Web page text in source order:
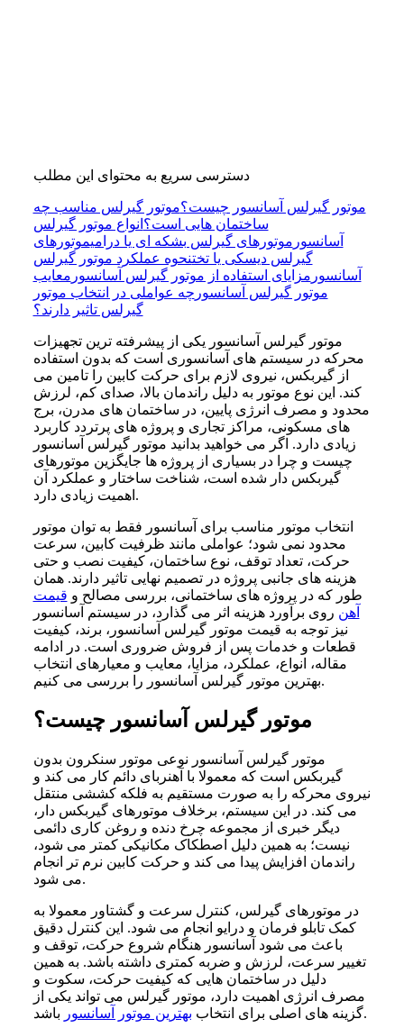
دسترسی سریع به محتوای این مطلب
موتور گیرلس آسانسور چیست؟موتور گیرلس مناسب چه
ساختمان هایی است؟ انواع موتور گیرلس
آسانسور موتورهای گیرلس بشکه ای یا درامیموتورهای
گیرلس دیسکی یا تختنحوه عملکرد موتور گیرلس
آسانسور مزایای استفاده از موتور گیرلس آسانسور معایب
موتور گیرلس آسانسور چه عواملی در انتخاب موتور
گیرلس تاثیر دارند؟
موتور گیرلس آسانسور یکی از پیشرفته ترین تجهیزات
محرکه در سیستم های آسانسوری است که بدون استفاده
از گیربکس، نیروی لازم برای حرکت کابین را تامین می
کند. این نوع موتور به دلیل راندمان بالا، صدای کم، لرزش
محدود و مصرف انرژی پایین، در ساختمان های مدرن، برج
های مسکونی، مراکز تجاری و پروژه های پرتردد کاربرد
زیادی دارد. اگر می خواهید بدانید موتور گیرلس آسانسور
چیست و چرا در بسیاری از پروژه ها جایگزین موتورهای
گیربکس دار شده است، شناخت ساختار و عملکرد آن
اهمیت زیادی دارد.
انتخاب موتور مناسب برای آسانسور فقط به توان موتور
محدود نمی شود؛ عواملی مانند ظرفیت کابین، سرعت
حرکت، تعداد توقف، نوع ساختمان، کیفیت نصب و حتی
هزینه های جانبی پروژه در تصمیم نهایی تاثیر دارند. همان
طور که در پروژه های ساختمانی، بررسی مصالح و قیمت
آهن روی برآورد هزینه اثر می گذارد، در سیستم آسانسور
نیز توجه به قیمت موتور گیرلس آسانسور، برند، کیفیت
قطعات و خدمات پس از فروش ضروری است. در ادامه
مقاله، انواع، عملکرد، مزایا، معایب و معیارهای انتخاب
بهترین موتور گیرلس آسانسور را بررسی می کنیم.
موتور گیرلس آسانسور چیست؟
موتور گیرلس آسانسور نوعی موتور سنکرون بدون
گیربکس است که معمولا با آهنربای دائم کار می کند و
نیروی محرکه را به صورت مستقیم به فلکه کششی منتقل
می کند. در این سیستم، برخلاف موتورهای گیربکس دار،
دیگر خبری از مجموعه چرخ دنده و روغن کاری دائمی
نیست؛ به همین دلیل اصطکاک مکانیکی کمتر می شود،
راندمان افزایش پیدا می کند و حرکت کابین نرم تر انجام
می شود.
در موتورهای گیرلس، کنترل سرعت و گشتاور معمولا به
کمک تابلو فرمان و درایو انجام می شود. این کنترل دقیق
باعث می شود آسانسور هنگام شروع حرکت، توقف و
تغییر سرعت، لرزش و ضربه کمتری داشته باشد. به همین
دلیل در ساختمان هایی که کیفیت حرکت، سکوت و
مصرف انرژی اهمیت دارد، موتور گیرلس می تواند یکی از
گزینه های اصلی برای انتخاب بهترین موتور آسانسور باشد.